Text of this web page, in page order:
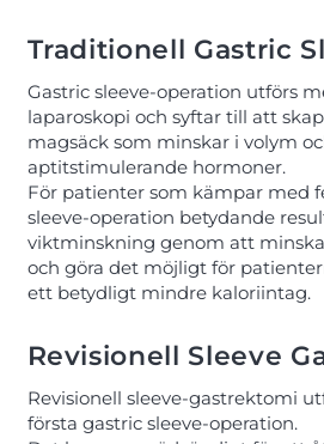
Traditionell Gastric
Gastric sleeve-operation utförs
laparoskopi och syftar till att
magsäck som minskar i volym
aptitstimulerande hormoner.
För patienter som kämpar med
sleeve-operation betydande
viktminskning genom att
och göra det möjligt för
ett betydligt mindre kaloriintag.
Revisionell Sleeve
Revisionell sleeve-gastrektomi
första gastric sleeve-operation.